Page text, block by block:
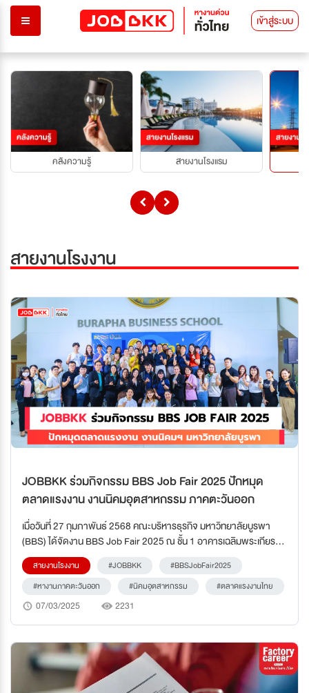
เข้าสู่ระบบ
คลังความรู้ สายงานโรงแรม
สายงานโรงงาน
JOBBKK ร่วมกิจกรรม BBS Job Fair 2025 ปักหมุด
ตลาดแรงงาน งานนิคมอุตสาหกรรม ภาคตะวันออก
เมื่อวันที่ 27 กุมภาพันธ์ 2568 คณะบริหารธุรกิจ มหาวิทยาลัยบูรพา
(BBS) ได้จัดงาน BBS Job Fair 2025 ณ ชั้น 1 อาคารเฉลิมพระเกียรติ
โดยมีสถานประกอบการชั้นนำจากหลากหลายอุตสาหกรรมเข้าร่วมจัดบูท
รับสมัครงานและนิสิตสหกิจศึกษา (CWIE)
สายงานโรงงาน #JOBBKK
#BBSJobFair2025
#หางานภาคตะวันออก
#นิคมอุตสาหกรรม #ตลาดแรงงานไทย
07/03/2025 2231